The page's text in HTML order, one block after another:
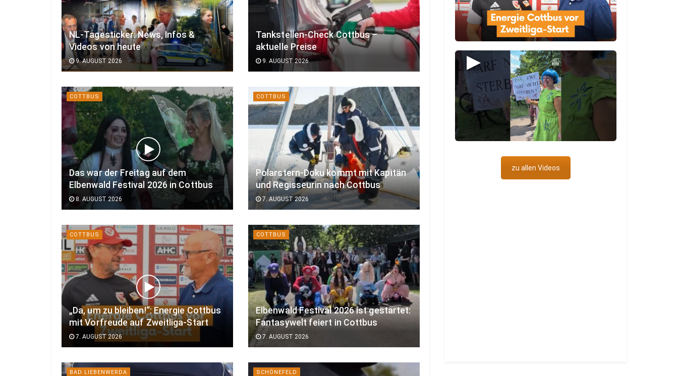
NL-Tagesticker: News, Infos &
Videos von heute
9. AUGUST 2026
Tankstellen-Check Cottbus –
aktuelle Preise
9. AUGUST 2026
COTTBUS
Das war der Freitag auf dem
Elbenwald Festival 2026 in Cottbus
8. AUGUST 2026
COTTBUS
Polarstern-Doku kommt mit Kapitän
und Regisseurin nach Cottbus
7. AUGUST 2026
COTTBUS
„Da, um zu bleiben!“: Energie Cottbus
mit Vorfreude auf Zweitliga-Start
7. AUGUST 2026
COTTBUS
Elbenwald Festival 2026 ist gestartet:
Fantasywelt feiert in Cottbus
7. AUGUST 2026
BAD LIEBENWERDA SCHÖNEFELD
▶
zu allen Videos